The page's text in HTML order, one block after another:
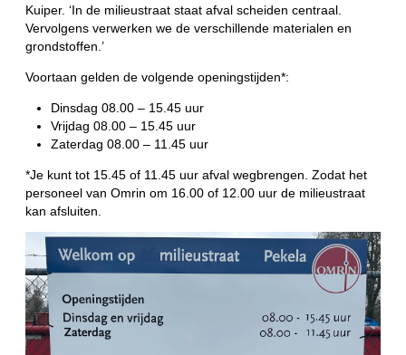
Kuiper. ‘In de milieustraat staat afval scheiden centraal.
Vervolgens verwerken we de verschillende materialen en
grondstoffen.’
Voortaan gelden de volgende openingstijden*:
Dinsdag 08.00 – 15.45 uur
Vrijdag 08.00 – 15.45 uur
Zaterdag 08.00 – 11.45 uur
*Je kunt tot 15.45 of 11.45 uur afval wegbrengen. Zodat het
personeel van Omrin om 16.00 of 12.00 uur de milieustraat
kan afsluiten.